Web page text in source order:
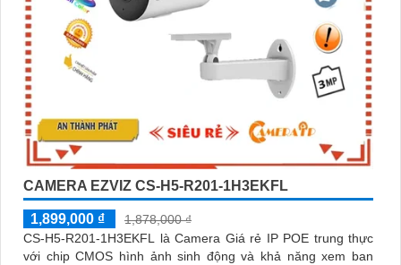
CAMERA EZVIZ CS-H5-R201-1H3EKFL
1,899,000 ₫
1,878,000 ₫
CS-H5-R201-1H3EKFL là Camera Giá rẻ IP POE trung thực
với chip CMOS hình ảnh sinh động và khả năng xem ban